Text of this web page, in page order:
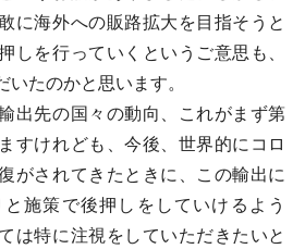
に海外への販路拡大を目指そうと
しを行っていくというご意思も、
いたのかと思います。
出先の国々の動向、これがまず第
すけれども、今後、世界的にコロ
がされてきたときに、この輸出に
施策で後押しをしていけるよう
は特に注視をしていただきたいと